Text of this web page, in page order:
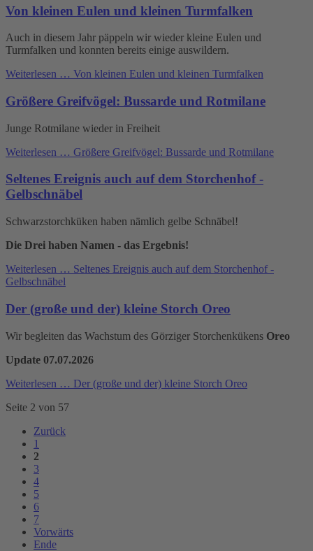
Von kleinen Eulen und kleinen Turmfalken
Auch in diesem Jahr päppeln wir wieder kleine Eulen und
Turmfalken und konnten bereits einige auswildern.
Weiterlesen … Von kleinen Eulen und kleinen Turmfalken
Größere Greifvögel: Bussarde und Rotmilane
Junge Rotmilane wieder in Freiheit
Weiterlesen … Größere Greifvögel: Bussarde und Rotmilane
Seltenes Ereignis auch auf dem Storchenhof -
Gelbschnäbel
Schwarzstorchküken haben nämlich gelbe Schnäbel!
Die Drei haben Namen - das Ergebnis!
Weiterlesen … Seltenes Ereignis auch auf dem Storchenhof -
Gelbschnäbel
Der (große und der) kleine Storch Oreo
Wir begleiten das Wachstum des Görziger Storchenkükens Oreo
Update 07.07.2026
Weiterlesen … Der (große und der) kleine Storch Oreo
Seite 2 von 57
Zurück
1
2
3
4
5
6
7
Vorwärts
Ende